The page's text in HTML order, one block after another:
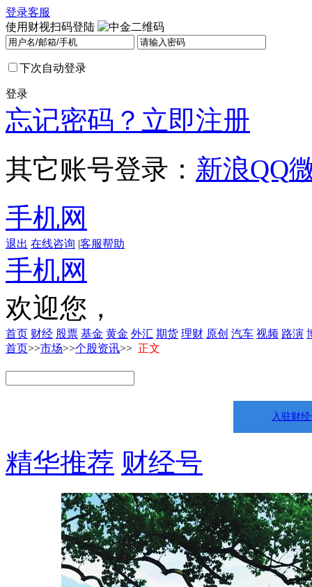
登录客服
使用财视扫码登陆
下次自动登录
登录
忘记密码？ 立即注册
其它账号登录： 新浪QQ
手机网
退出 在线咨询 |客服帮助
手机网
欢迎您，
首页 财经 股票 基金 黄金 外汇 期货 理财 原创 汽车 视频 路演
首页>>市场>>个股资讯>> 正文
入驻财
精华推荐 财经号